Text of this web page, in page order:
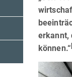
erkannt,
können.“